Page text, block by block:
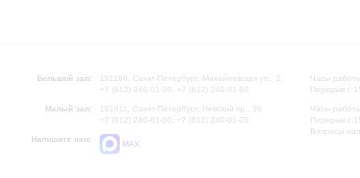
Большой зал:
191186, Санкт-Петербург, Михайловская ул., 2
+7 (812) 240-01-00, +7 (812) 240-01-80
Малый зал:
191011, Санкт-Петербург, Невский пр., 30
+7 (812) 240-01-00, +7 (812) 240-01-70
Напишите нам:
MAX
Часы
Перерыв с
Часы
Перерыв с
Вопросы